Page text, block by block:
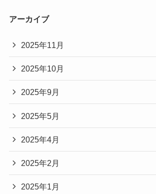
アーカイブ
2025年11月
2025年10月
2025年9月
2025年5月
2025年4月
2025年2月
2025年1月